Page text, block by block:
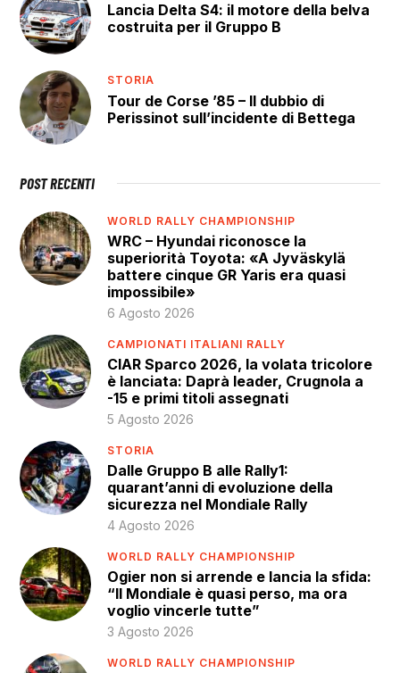
Lancia Delta S4: il motore della belva
costruita per il Gruppo B
STORIA
Tour de Corse ’85 – Il dubbio di
Perissinot sull’incidente di Bettega
POST RECENTI
WORLD RALLY CHAMPIONSHIP
WRC – Hyundai riconosce la
superiorità Toyota: «A Jyväskylä
battere cinque GR Yaris era quasi
impossibile»
6 Agosto 2026
CAMPIONATI ITALIANI RALLY
CIAR Sparco 2026, la volata tricolore
è lanciata: Daprà leader, Crugnola a
-15 e primi titoli assegnati
5 Agosto 2026
STORIA
Dalle Gruppo B alle Rally1:
quarant’anni di evoluzione della
sicurezza nel Mondiale Rally
4 Agosto 2026
WORLD RALLY CHAMPIONSHIP
Ogier non si arrende e lancia la sfida:
“Il Mondiale è quasi perso, ma ora
voglio vincerle tutte”
3 Agosto 2026
WORLD RALLY CHAMPIONSHIP